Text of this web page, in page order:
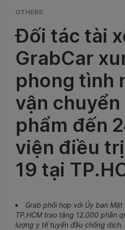
OTHERS
Đối tác tài
GrabCar
phong tình
vận chuyển
phẩm đến
viện điều
19 tại
Grab phối hợp với Ủy ban
TP.HCM trao tặng 12.000 phần
lượng y tế tuyến đầu chống dịch.